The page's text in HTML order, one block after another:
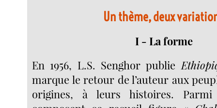
Un thème, deux
I - La forme
En 1956, L.S. Senghor publie
marque le retour de l’auteur aux
origines, à leurs histoires.